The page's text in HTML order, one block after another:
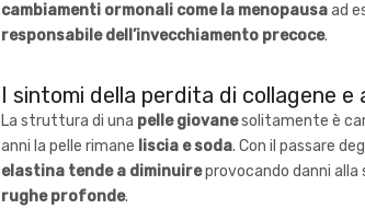
cambiamenti ormonali come la menopausaad
responsabile dell’invecchiamento precoce.
I sintomi della perdita di collagene e
La struttura di una pelle giovanesolitamente è
anni la pelle rimane liscia e soda. Con il passare
elastina tende a diminuireprovocando danni
rughe profonde.